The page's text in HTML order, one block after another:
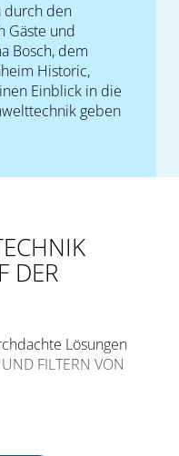
durch den
Gäste und
Bosch, dem
Historic,
Einblick in die
geben
DER
Lösungen
FILTERN VON